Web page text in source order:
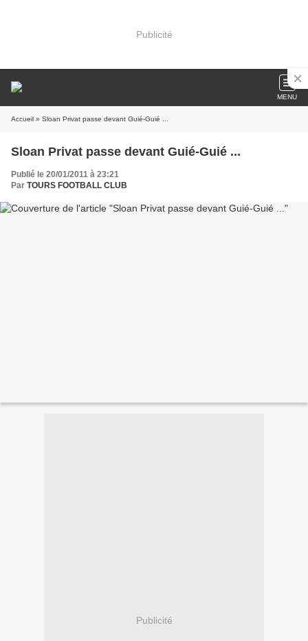
Publicité
MENU
Accueil » Sloan Privat passe devant Guié-Guié ...
Sloan Privat passe devant Guié-Guié ...
Publié le 20/01/2011 à 23:21
Par TOURS FOOTBALL CLUB
Publicité